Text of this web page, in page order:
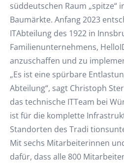
süddeutschen Raum „spitze“
Baumärkte. Anfang 2023
ITAbteilung des 1922 in
Familienunternehmens,
anzuschaffen und zu
„Es ist eine spürbare
Abteilung“, sagt Christoph
das technische ITTeam bei
ist für die komplette
Standorten des Tradi
Mit sechs Mitarbeiterinnen
dafür, dass alle 800